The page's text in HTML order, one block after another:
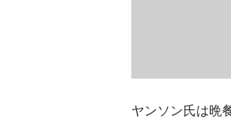
ヤンソン氏は晩